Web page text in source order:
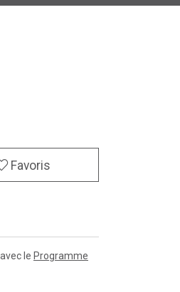
Favoris
le Programme